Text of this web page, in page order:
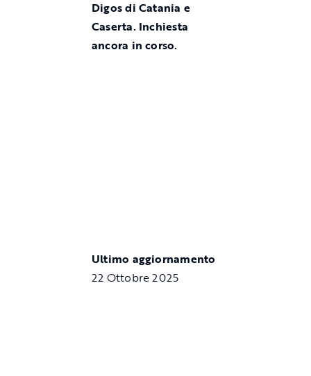
Digos di Catania e
Caserta. Inchiesta
ancora in corso.
Ultimo aggiornamento
22 Ottobre 2025